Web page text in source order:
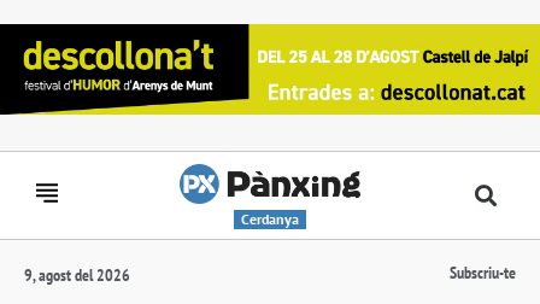
Cerdanya
9, agost del 2026 Subscriu-te